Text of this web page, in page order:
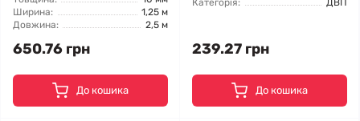
Ширина:
1,25 м
Довжина:
2,5 м
650.76 грн
До кошика
Категорія:
ДВП
239.27 грн
До кошика